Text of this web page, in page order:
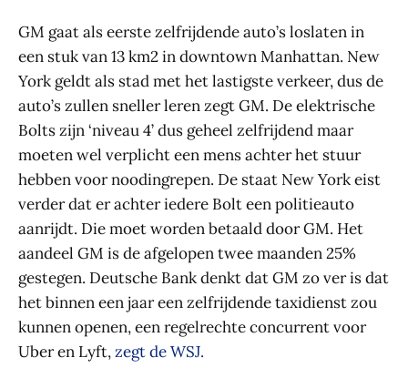
GM gaat als eerste zelfrijdende auto’s loslaten in
een stuk van 13 km2 in downtown Manhattan. New
York geldt als stad met het lastigste verkeer, dus de
auto’s zullen sneller leren zegt GM. De elektrische
Bolts zijn ‘niveau 4’ dus geheel zelfrijdend maar
moeten wel verplicht een mens achter het stuur
hebben voor noodingrepen. De staat New York eist
verder dat er achter iedere Bolt een politieauto
aanrijdt. Die moet worden betaald door GM. Het
aandeel GM is de afgelopen twee maanden 25%
gestegen. Deutsche Bank denkt dat GM zo ver is dat
het binnen een jaar een zelfrijdende taxidienst zou
kunnen openen, een regelrechte concurrent voor
Uber en Lyft,zegt de WSJ.